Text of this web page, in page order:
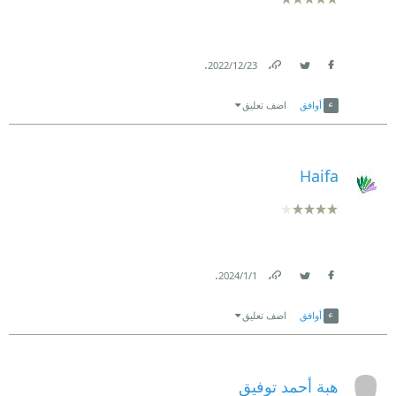
23‏/12‏/2022
.
أوافق اضف تعليق
Haifa
1‏/1‏/2024
.
أوافق اضف تعليق
هبة أحمد توفيق